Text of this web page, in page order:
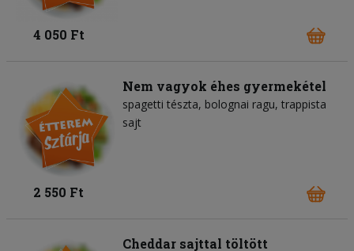
4 050 Ft
Nem vagyok éhes gyermekétel
spagetti tészta bolognai ragu trappista
sajt
2 550 Ft
Cheddar sajttal töltött